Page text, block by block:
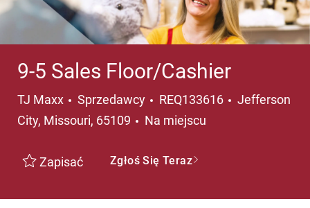
9-5 Sales Floor/Cashier
TJ Maxx Kategoria
Sprzedawcy REQ133616 Lokalizacja
Jefferson
City, Missouri, 65109
Na miejscu
Zapisać Zgłoś Się Teraz